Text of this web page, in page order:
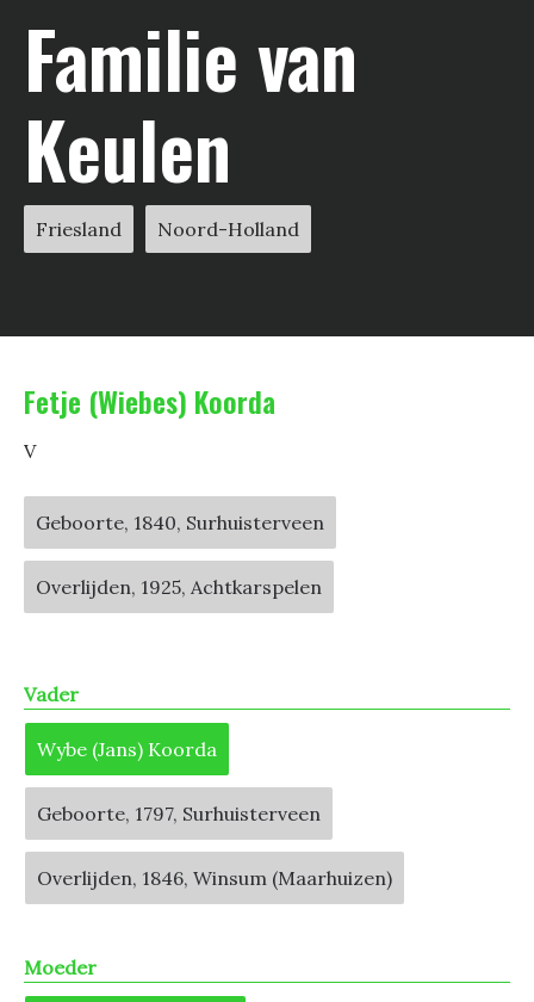
Familie van
Keulen
Friesland Noord-Holland
Fetje (Wiebes) Koorda
V
Geboorte, 1840, Surhuisterveen
Overlijden, 1925, Achtkarspelen
Vader
Wybe (Jans) Koorda
Geboorte, 1797, Surhuisterveen
Overlijden, 1846, Winsum (Maarhuizen)
Moeder